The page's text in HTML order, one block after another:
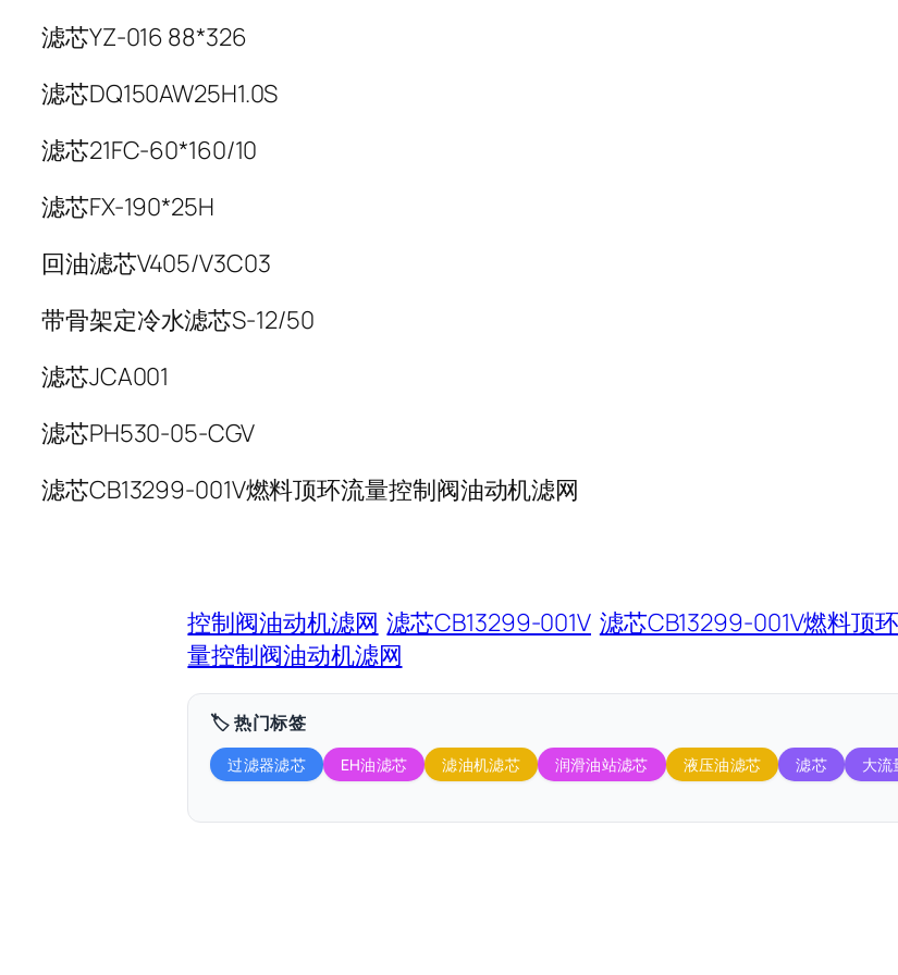
滤芯YZ-016 88*326
滤芯DQ150AW25H1.0S
滤芯21FC-60*160/10
滤芯FX-190*25H
回油滤芯V405/V3C03
带骨架定冷水滤芯S-12/50
滤芯JCA001
滤芯PH530-05-CGV
滤芯CB13299-001V燃料顶环流量控制阀油动机滤网
控制阀油动机滤网 滤芯CB13299-001V 滤芯CB13299-001V燃料顶
量控制阀油动机滤网
🏷️ 热门标签
过滤器滤芯 EH油滤芯 滤油机滤芯 润滑油站滤芯 液压油滤芯 滤芯 大流